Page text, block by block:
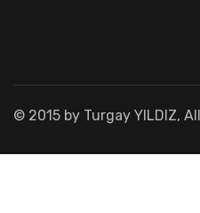
© 2015 by Turgay YILDIZ,